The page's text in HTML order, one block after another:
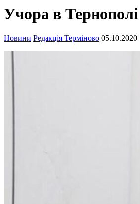
Учора в
Новини Редакція Терміново 05.10.2020